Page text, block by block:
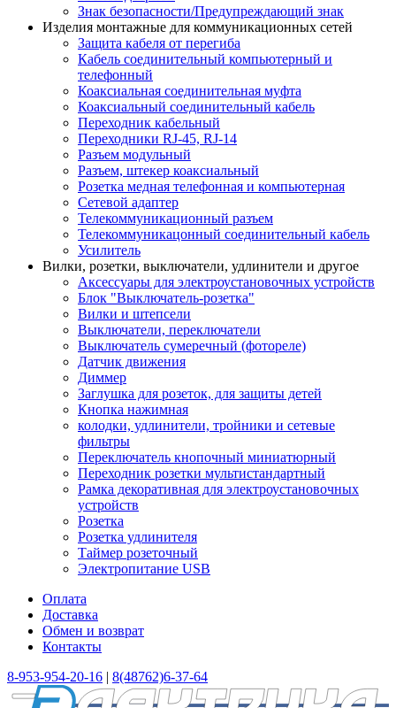
Знак безопасности/Предупреждающий знак
Изделия монтажные для коммуникационных сетей
Защита кабеля от перегиба
Кабель соединительный компьютерный и
телефонный
Коаксиальная соединительная муфта
Коаксиальный соединительный кабель
Переходник кабельный
Переходники RJ-45, RJ-14
Разъем модульный
Разъем, штекер коаксиальный
Розетка медная телефонная и компьютерная
Сетевой адаптер
Телекоммуникационный разъем
Телекоммуникацонный соединительный кабель
Усилитель
Вилки, розетки, выключатели, удлинители и другое
Аксессуары для электроустановочных устройств
Блок "Выключатель-розетка"
Вилки и штепсели
Выключатели, переключатели
Выключатель сумеречный (фотореле)
Датчик движения
Диммер
Заглушка для розеток, для защиты детей
Кнопка нажимная
колодки, удлинители, тройники и сетевые
фильтры
Переключатель кнопочный миниатюрный
Переходник розетки мультистандартный
Рамка декоративная для электроустановочных
устройств
Розетка
Розетка удлинителя
Таймер розеточный
Электропитание USB
Оплата
Доставка
Обмен и возврат
Контакты
8-953-954-20-16 | 8(48762)6-37-64